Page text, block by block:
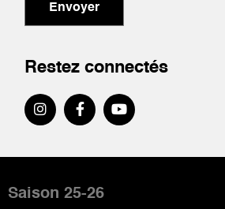
Envoyer
Restez connectés
de
Saison 25-26